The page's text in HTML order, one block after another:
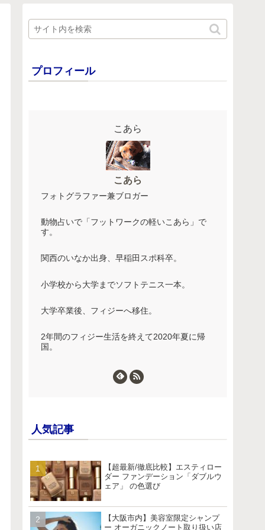
プロフィール
こあら
こあら
フォトグラファー兼ブロガー
動物占いで「フットワークの軽いこあら」で
す。
関西のいなか出身、早稲田スポ科卒。
小学校から大学までソフトテニス一本。
大学卒業後、フィジーへ移住。
2年間のフィジー生活を終えて2020年夏に帰
国。
人気記事
【超最新/徹底比較】エスティロー
ダー ファンデーション「ダブルウ
ェア」 の色選び
【大阪市内】美容室限定シャンプ
ー オーガニックノート取り扱い店